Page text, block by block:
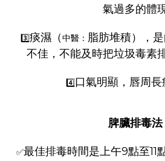
氣過多的體
3️⃣痰濕（中醫： 脂肪堆積）
，
不佳，不能及時把垃圾毒素
4️⃣口氣明顯，唇周長
脾臟排毒法
✅最佳排毒時間是上午9點至11